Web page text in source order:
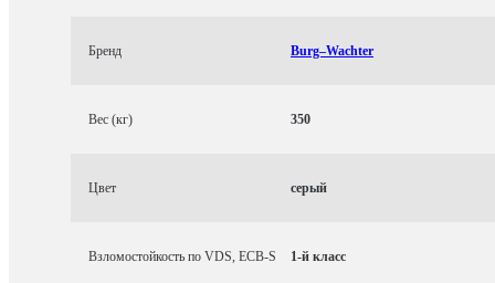
Бренд Burg–Wachter
Вес (кг) 350
Цвет серый
Взломостойкость по VDS, ECB-S 1-й класс